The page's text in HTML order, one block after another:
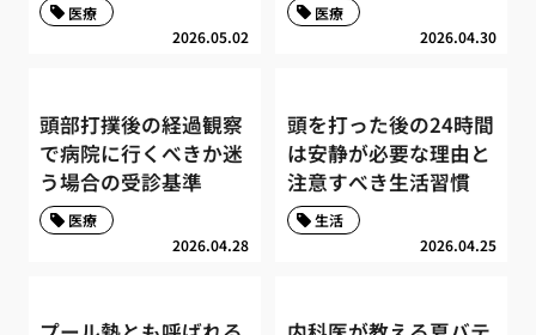
2026.05.02
医療
2026.04.30
医療
頭部打撲後の経過観察
で病院に行くべきか迷
う場合の受診基準
2026.04.28
医療
頭を打った後の24時間
は安静が必要な理由と
注意すべき生活習慣
2026.04.25
生活